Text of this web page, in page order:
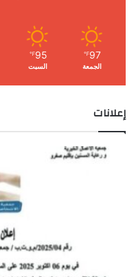
97
℉
الجمعة
95
℉
السبت
إعلانات